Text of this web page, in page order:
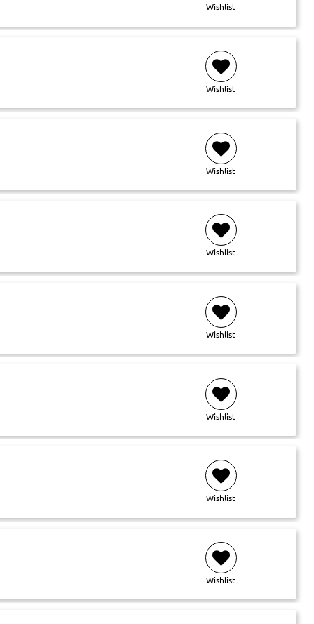
Wishlist
Wishlist
Wishlist
Wishlist
Wishlist
Wishlist
Wishlist
Wishlist